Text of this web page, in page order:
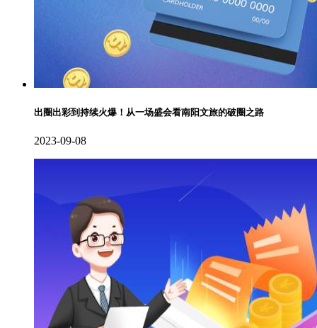
出圈出彩到持续火爆！从一场盛会看南阳文旅的破圈之路
2023-09-08